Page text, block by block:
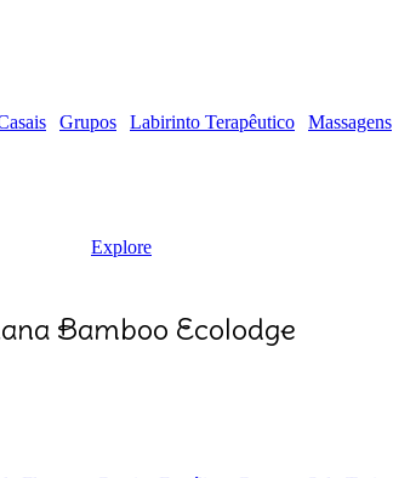
Grupos Labirinto Terapêutico Massagens
Explore
Bamboo Ecolodge